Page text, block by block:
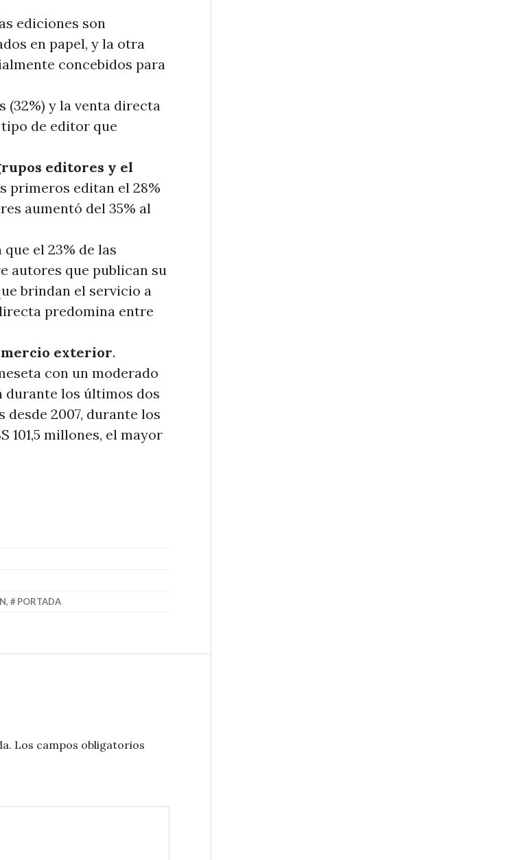
ediciones son
en papel, y la otra
concebidos para
(32%) y la venta directa
tipo de editor que
editores y el
primeros editan el 28%
aumentó del 35% al
el 23% de las
autores que publican su
brindan el servicio a
predomina entre
exterior.
con un moderado
durante los últimos dos
desde 2007, durante los
101,5 millones, el mayor
, PORTADA
Los campos obligatorios